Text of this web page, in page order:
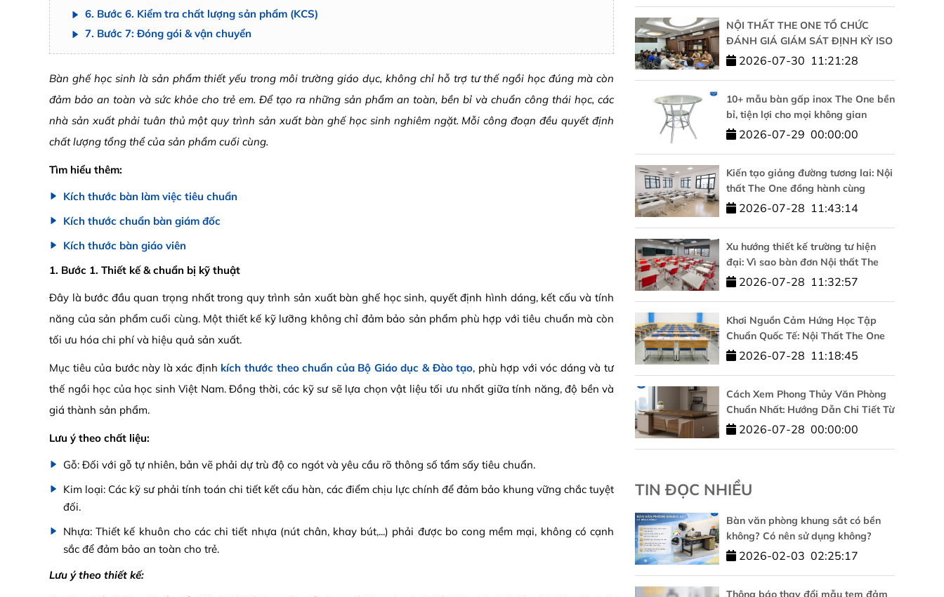
6. Bước 6. Kiểm tra chất lượng sản phẩm (KCS)
7. Bước 7: Đóng gói & vận chuyển
Bàn ghế học sinh là sản phẩm thiết yếu trong môi trường giáo dục, không chỉ hỗ trợ tư thế ngồi học đúng mà còn
đảm bảo an toàn và sức khỏe cho trẻ em. Để tạo ra những sản phẩm an toàn, bền bỉ và chuẩn công thái học, các
nhà sản xuất phải tuân thủ một quy trình sản xuất bàn ghế học sinh nghiêm ngặt. Mỗi công đoạn đều quyết định
chất lượng tổng thể của sản phẩm cuối cùng.
Tìm hiểu thêm:
Kích thước bàn làm việc tiêu chuẩn
Kích thước chuẩn bàn giám đốc
Kích thước bàn giáo viên
1. Bước 1. Thiết kế & chuẩn bị kỹ thuật
Đây là bước đầu quan trọng nhất trong quy trình sản xuất bàn ghế học sinh, quyết định hình dáng, kết cấu và tính
năng của sản phẩm cuối cùng. Một thiết kế kỹ lưỡng không chỉ đảm bảo sản phẩm phù hợp với tiêu chuẩn mà còn
tối ưu hóa chi phí và hiệu quả sản xuất.
Mục tiêu của bước này là xác định kích thước theo chuẩn của Bộ Giáo dục & Đào tạo, phù hợp với vóc dáng và tư
thế ngồi học của học sinh Việt Nam. Đồng thời, các kỹ sư sẽ lựa chọn vật liệu tối ưu nhất giữa tính năng, độ bền và
giá thành sản phẩm.
Lưu ý theo chất liệu:
Gỗ: Đối với gỗ tự nhiên, bản vẽ phải dự trù độ co ngót và yêu cầu rõ thông số tẩm sấy tiêu chuẩn.
Kim loại: Các kỹ sư phải tính toán chi tiết kết cấu hàn, các điểm chịu lực chính để đảm bảo khung vững chắc tuyệt
đối.
Nhựa: Thiết kế khuôn cho các chi tiết nhựa (nút chân, khay bút,...) phải được bo cong mềm mại, không có cạnh
sắc để đảm bảo an toàn cho trẻ.
Lưu ý theo thiết kế:
NỘI THẤT THE ONE TỔ CHỨC
ĐÁNH GIÁ GIÁM SÁT ĐỊNH KỲ ISO
9001 VÀ ISO 14001: KHẲNG ĐỊNH
2026-07-30 11:21:28
10+ mẫu bàn gấp inox The One bền
bỉ, tiện lợi cho mọi không gian
2026-07-29 00:00:00
Kiến tạo giảng đường tương lai: Nội
thất The One đồng hành cùng
Trường Đại học Công nghệ –
2026-07-28 11:43:14
Xu hướng thiết kế trường tư hiện
đại: Vì sao bàn đơn Nội thất The
One được tin dùng?
2026-07-28 11:32:57
Khơi Nguồn Cảm Hứng Học Tập
Chuẩn Quốc Tế: Nội Thất The One
Đồng Hành Cùng HUFLIT
2026-07-28 11:18:45
Cách Xem Phong Thủy Văn Phòng
Chuẩn Nhất: Hướng Dẫn Chi Tiết Từ
A-Z2026-07-28 00:00:00
TIN ĐỌC NHIỀU
Bàn văn phòng khung sắt có bền
không? Có nên sử dụng không?
2026-02-03 02:25:17
Thông báo thay đổi mẫu tem đảm